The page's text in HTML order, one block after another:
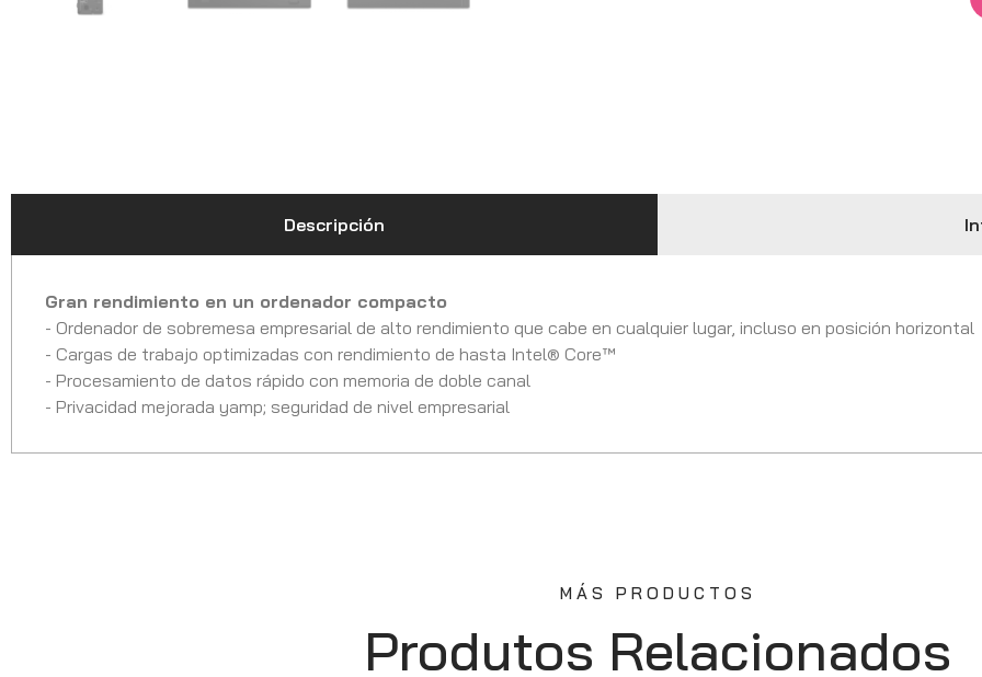
Descripción
Gran rendimiento en un ordenador compacto
- Ordenador de sobremesa empresarial de alto rendimiento que cabe en cualquier lugar, incluso en posición horizontal
- Cargas de trabajo optimizadas con rendimiento de hasta Intel® Core™
- Procesamiento de datos rápido con memoria de doble canal
- Privacidad mejorada yamp; seguridad de nivel empresarial
MÁS PRODUCTOS
Produtos Relacionados